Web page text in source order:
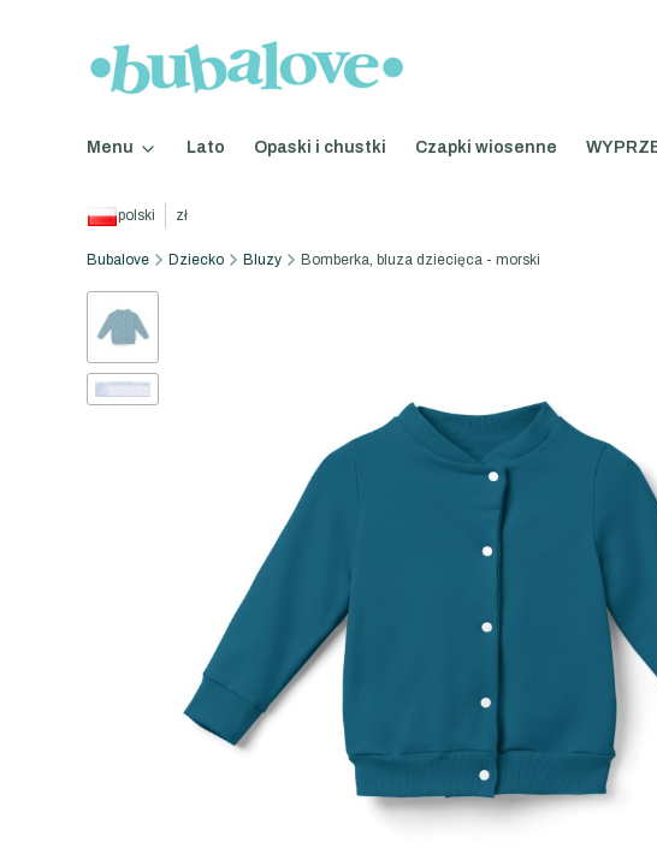
Menu Lato Opaski i chustki Czapki wiosenne
polski zł
Bubalove Dziecko Bluzy Bomberka, bluza dziecięca - morski